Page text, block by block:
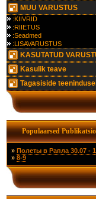
MUU VARUSTUS
:KIIVRID
:RIIETUS
:Seadmed
:LISAVARUSTUS
KASUTATUD
Kasulik teave
Tagasiside
Populaarsed
» Полеты в Рапла 30.07 -
» 8-9